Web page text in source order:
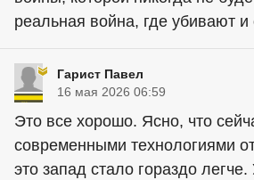
реальная война, где убивают и
Гарист Павел
16 мая 2026 06:59
Это все хорошо. Ясно, что
современными технологиями
это запад стало гораздо